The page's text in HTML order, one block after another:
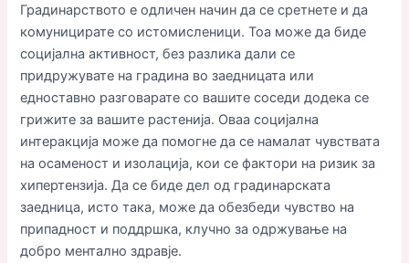
Градинарството е одличен начин да се сретнете и да
комуницирате со истомисленици. Тоа може да биде
социјална активност, без разлика дали се
придружувате на градина во заедницата или
едноставно разговарате со вашите соседи додека се
грижите за вашите растенија. Оваа социјална
интеракција може да помогне да се намалат чувствата
на осаменост и изолација, кои се фактори на ризик за
хипертензија. Да се ​​биде дел од градинарската
заедница, исто така, може да обезбеди чувство на
припадност и поддршка, клучно за одржување на
добро ментално здравје.